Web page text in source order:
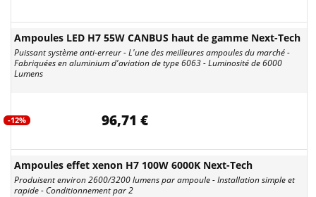
Ampoules LED H7 55W CANBUS haut de gamme Next-Tech
Puissant système anti-erreur - L'une des meilleures ampoules du marché -
Fabriquées en aluminium d'aviation de type 6063 - Luminosité de 6000
Lumens
-12% 96,71 €
Ampoules effet xenon H7 100W 6000K Next-Tech
Produisent environ 2600/3200 lumens par ampoule - Installation simple et
rapide - Conditionnement par 2